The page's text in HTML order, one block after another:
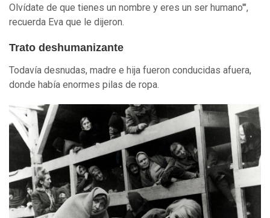
Olvídate de que tienes un nombre y eres un ser humano'",
recuerda Eva que le dijeron.
Trato deshumanizante
Todavía desnudas, madre e hija fueron conducidas afuera,
donde había enormes pilas de ropa.